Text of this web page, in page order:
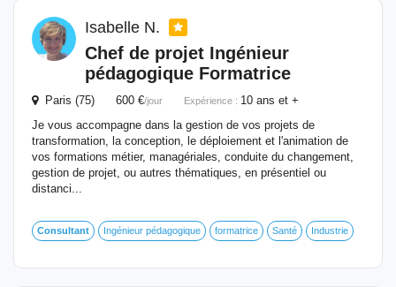
Isabelle N.
Chef de projet Ingénieur
pédagogique Formatrice
Paris (75) 600 €/jour Expérience : 10 ans et +
Je vous accompagne dans la gestion de vos projets de
transformation, la conception, le déploiement et l'animation de
vos formations métier, managériales, conduite du changement,
gestion de projet, ou autres thématiques, en présentiel ou
distanci...
Consultant Ingénieur pédagogique formatrice Santé Industrie